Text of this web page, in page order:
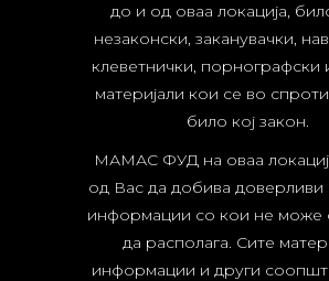
до и од оваа локација,
незаконски, заканувачки,
клеветнички, порнографски
материјали кои се во
било кој закон.
МАМАС ФУД на оваа
од Вас да добива доверливи
информации со кои не може
да располага. Сите
информации и други